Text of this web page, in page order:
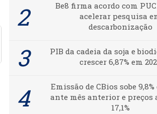
Be8 firma acordo com
acelerar pesquisa
descarbonização
PIB da cadeia da soja e
crescer 6,87% em
Emissão de CBios sobe
ante mês anterior e preços
17,1%